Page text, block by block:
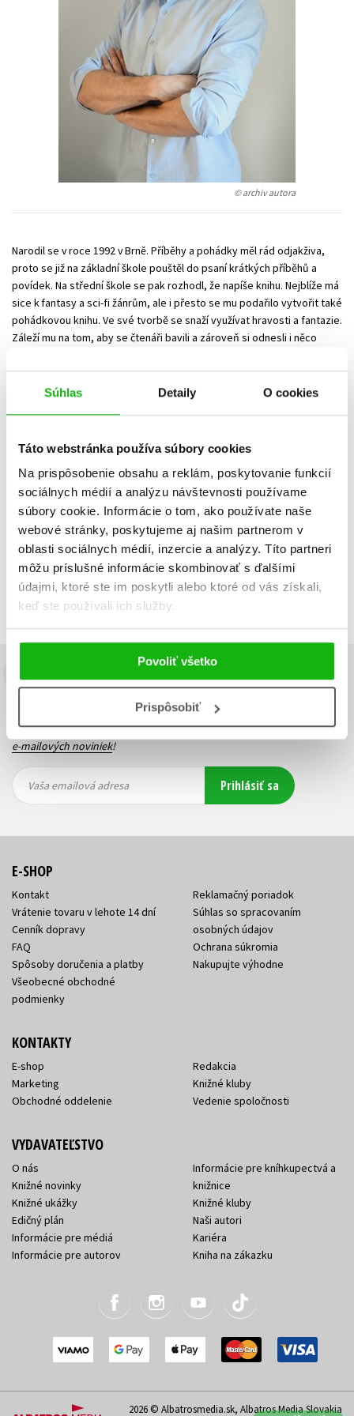
Súhlas Detaily O cookies
Táto webstránka používa súbory cookies
Na prispôsobenie obsahu a reklám, poskytovanie funkcií
sociálnych médií a analýzu návštevnosti používame
súbory cookie. Informácie o tom, ako používate naše
webové stránky, poskytujeme aj našim partnerom v
oblasti sociálnych médií, inzercie a analýzy. Títo partneri
môžu príslušné informácie skombinovať s ďalšími
údajmi, ktoré ste im poskytli alebo ktoré od vás získali,
keď ste používali ich služby.
Povoliť všetko
Prispôsobiť
Technické vedy
Učebnice
Umenie a kultúra
Výchova a pedagogika
Young adult
Young adult (SK)
Zdravie a životný štýl
Všetky tituly
© archiv autora
Narodil se v roce 1992 v Brně. Příběhy a pohádky měl rád odjakživa,
proto se již na základní škole pouštěl do psaní krátkých příběhů a
povídek. Na střední škole se pak rozhodl, že napíše knihu. Nejblíže má
sice k fantasy a sci-fi žánrům, ale i přesto se mu podařilo vytvořit také
pohádkovou knihu. Ve své tvorbě se snaží využívat hravosti a fantazie.
Záleží mu na tom, aby se čtenáři bavili a zároveň si odnesli i něco
Strážny pes
Dátum vydania Predajnosť
Názov
Cena
IBA DOSTUPNÉ
Neboli nájdené žiadne tituly
Budete to vedieť ako prvý!
Zaujíma Vás, aký knižný hit práve vychádza, na aký tovar je
výhodná zľava, aká beží súťaž o ceny?Prihláste sa k odberu našich
e-mailových noviniek!
emailová
emailová
Vaša emailová adresa Prihlásiť sa
E-SHOP
Kontakt
Vrátenie tovaru v lehote 14 dní
Cenník dopravy
FAQ
Spôsoby doručenia a platby
Všeobecné obchodné
podmienky
Reklamačný poriadok
Súhlas so spracovaním
osobných údajov
Ochrana súkromia
Nakupujte výhodne
KONTAKTY
E-shop
Marketing
Obchodné oddelenie
Redakcia
Knižné kluby
Vedenie spoločnosti
VYDAVATEĽSTVO
O nás
Knižné novinky
Knižné ukážky
Edičný plán
Informácie pre médiá
Informácie pre autorov
Informácie pre kníhkupectvá a
knižnice
Knižné kluby
Naši autori
Kariéra
Kniha na zákazku
2026 © Albatrosmedia.sk, Albatros Media Slovakia